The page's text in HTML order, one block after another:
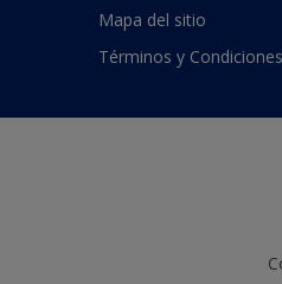
Mapa del sitio
Términos y